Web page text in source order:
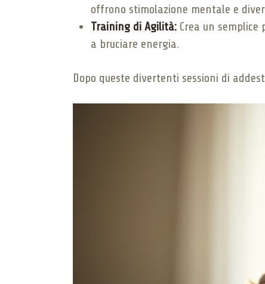
offrono stimolazione mentale e
Training di Agilità: Crea un
a bruciare energia.
Dopo queste divertenti sessioni di